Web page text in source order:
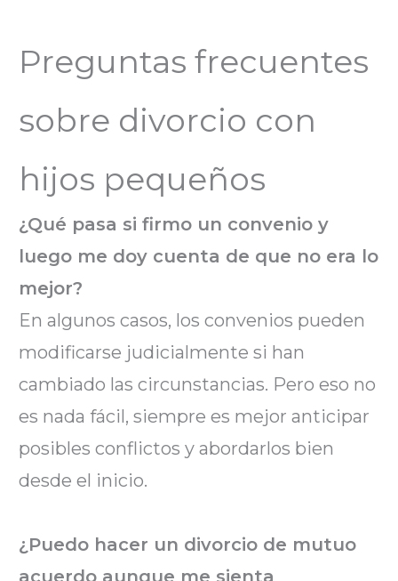
Preguntas frecuentes
sobre divorcio con
hijos pequeños
¿Qué pasa si firmo un convenio y
luego me doy cuenta de que no era lo
mejor?
En algunos casos, los convenios pueden
modificarse judicialmente si han
cambiado las circunstancias. Pero eso no
es nada fácil, siempre es mejor anticipar
posibles conflictos y abordarlos bien
desde el inicio.
¿Puedo hacer un divorcio de mutuo
acuerdo aunque me sienta